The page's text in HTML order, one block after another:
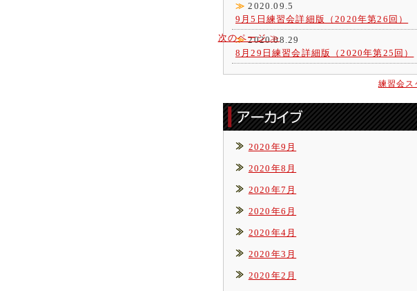
次のページ ≫
≫ 2020.09.5
9月5日練習会詳細版（2020年第26回）
≫2020.08.29
8月29日練習会詳細版（2020年第25回）
練習会ス
2020年9月
2020年8月
2020年7月
2020年6月
2020年4月
2020年3月
2020年2月